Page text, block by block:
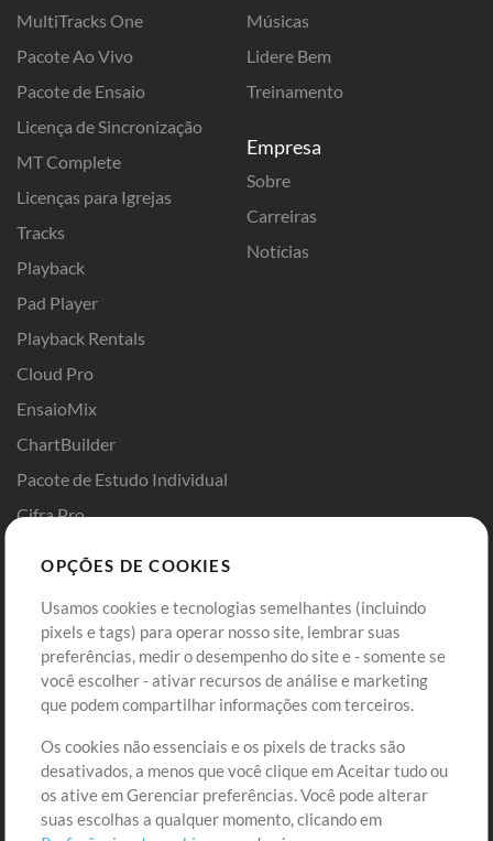
MultiTracks One
Pacote Ao Vivo
Pacote de Ensaio
Licença de Sincronização
MT Complete
Licenças para Igrejas
Tracks
Playback
Pad Player
Playback Rentals
Cloud Pro
EnsaioMix
ChartBuilder
Pacote de Estudo Individual
Cifra Pro
Músicas
Lidere Bem
Treinamento
Empresa
Sobre
Carreiras
Notícias
Loja
Comprar Créditos
Conteúdo Grátis
Solicite uma Música
Extras
Sessões
Conta
Entre
Cadastre-se
Ir ao carrinho
OPÇÕES DE COOKIES
Usamos cookies e tecnologias semelhantes (incluindo
pixels e tags) para operar nosso site, lembrar suas
preferências, medir o desempenho do site e - somente se
você escolher - ativar recursos de análise e marketing
que podem compartilhar informações com terceiros.
Os cookies não essenciais e os pixels de tracks são
desativados, a menos que você clique em Aceitar tudo ou
os ative em Gerenciar preferências. Você pode alterar
suas escolhas a qualquer momento, clicando em